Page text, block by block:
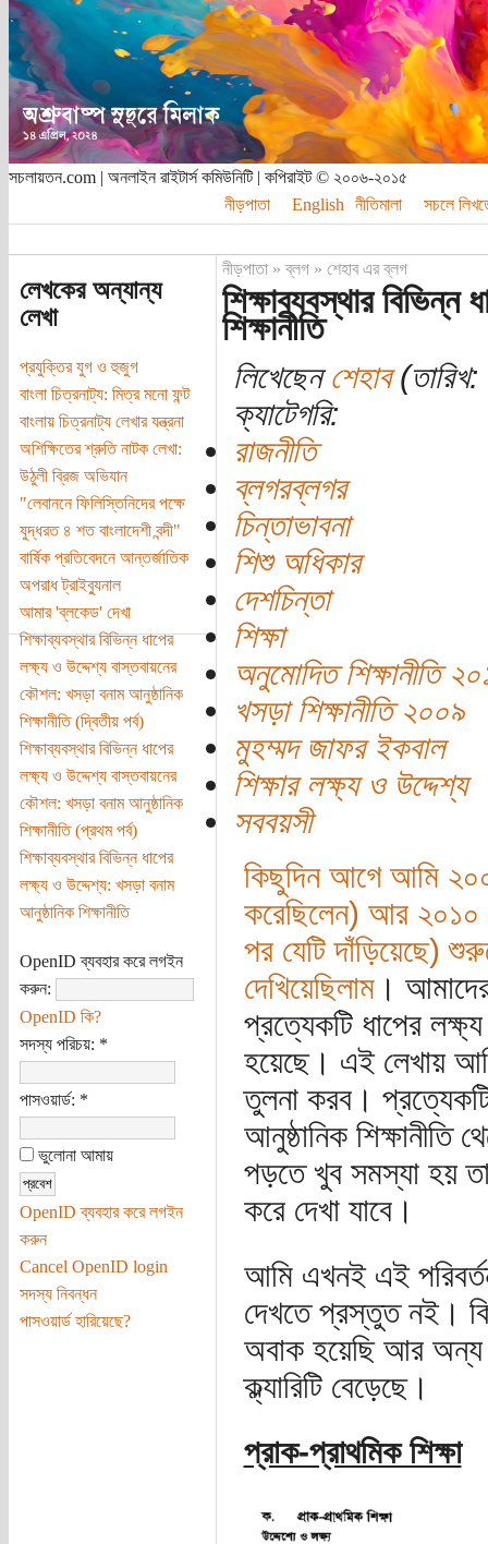
সচলায়তন.com | অনলাইন রাইটার্স কমিউনিটি | কপিরাইট © ২০০৬-২০১৫
নীড়পাতা
English নীতিমালা সচলে
লেখকের অন্যান্য
লেখা
প্রযুক্তির যুগ ও হুজুগ
বাংলা চিত্রনাট্য: মিত্র মনো ফন্ট
বাংলায় চিত্রনাট্য লেখার যন্ত্রনা
অশিক্ষিতের শ্রুতি নাটক লেখা:
উঠুলী ব্রিজ অভিযান
"লেবাননে ফিলিস্তিনিদের পক্ষে
যুদ্ধরত ৪ শত বাংলাদেশী বন্দী"
বার্ষিক প্রতিবেদনে আন্তর্জাতিক
অপরাধ ট্রাইব্যুনাল
আমার 'ব্লকেড' দেখা
শিক্ষাব্যবস্থার বিভিন্ন ধাপের
লক্ষ্য ও উদ্দেশ্য বাস্তবায়নের
কৌশল: খসড়া বনাম আনুষ্ঠানিক
শিক্ষানীতি (দ্বিতীয় পর্ব)
শিক্ষাব্যবস্থার বিভিন্ন ধাপের
লক্ষ্য ও উদ্দেশ্য বাস্তবায়নের
কৌশল: খসড়া বনাম আনুষ্ঠানিক
শিক্ষানীতি (প্রথম পর্ব)
শিক্ষাব্যবস্থার বিভিন্ন ধাপের
লক্ষ্য ও উদ্দেশ্য: খসড়া বনাম
আনুষ্ঠানিক শিক্ষানীতি
OpenID ব্যবহার করে লগইন
করুন:
OpenID কি?
সদস্য পরিচয়: *
পাসওয়ার্ড: *
ভুলোনা আমায়
OpenID ব্যবহার করে লগইন
করুন
Cancel OpenID login
সদস্য নিবন্ধন
পাসওয়ার্ড হারিয়েছে?
নীড়পাতা»ব্লগ» শেহাব এর ব্লগ
শিক্ষাব্যবস্থার
শিক্ষানীতি
লিখেছেনশেহাব(তারিখ:
ক্যাটেগরি:
রাজনীতি
ব্লগরব্লগর
চিন্তাভাবনা
শিশু অধিকার
দেশচিন্তা
শিক্ষা
অনুমোদিত শিক্ষানীতি
খসড়া শিক্ষানীতি ২০০৯
মুহম্মদ জাফর ইকবাল
শিক্ষার লক্ষ্য ও উদ্দেশ্য
সববয়সী
কিছুদিন আগে আমি ২০০৯
করেছিলেন) আর ২০১০
পর যেটি দাঁড়িয়েছে)
দেখিয়েছিলাম। আমাদের
প্রত্যেকটি ধাপের
হয়েছে। এই লেখায়
তুলনা করব।
আনুষ্ঠানিক শিক্ষানীতি
পড়তে খুব সমস্যা হয়
করে দেখা যাবে।
আমি এখনই এই
দেখতে প্রস্তুত নই।
অবাক হয়েছি আর অন্য
ক্ল্যারিটি বেড়েছে।
প্রাক-প্রাথমিক শিক্ষা